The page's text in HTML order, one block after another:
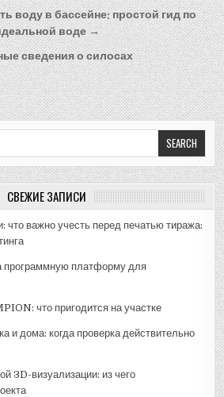
воду в бассейне: простой гид по
воде →
сведения о силосах
СВЕЖИЕ ЗАПИСИ
что важно учесть перед печатью тиража:
программную платформу для
что пригодится на участке
и дома: когда проверка действительно
3D-визуализации: из чего